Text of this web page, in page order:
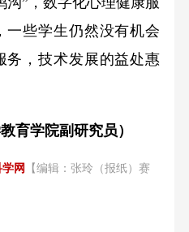
一些学生仍然没有机会
务，技术发展的益处惠
学院副研究员）
网
【编辑：张玲（报纸）赛